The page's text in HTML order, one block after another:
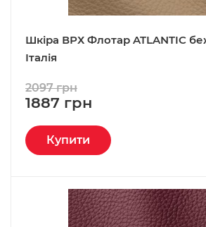
Шкіра ВРХ Флотар ATLANTIC
Італія
1887 грн
2097 грн
Купити